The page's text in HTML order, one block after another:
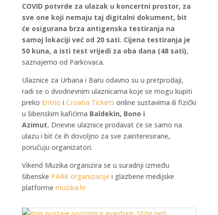
COVID potvrde za ulazak u koncertni prostor, za
sve one koji nemaju taj digitalni dokument, bit
će osigurana brza antigenska testiranja na
samoj lokaciji već od 20 sati. Cijena testiranja je
50 kuna, a isti test vrijedi za oba dana (48 sati),
saznajemo od Parkovaca.
Ulaznice za Urbana i Baru odavno su u pretprodaji,
radi se o dvodnevnim ulaznicama koje se mogu kupiti
preko Entrio i Croatia Tickets online sustavima ili fizički
u šibenskim kafićima Baldekin, Bono i
Azimut. Dnevne ulaznice prodavat će se samo na
ulazu i bit će ih dovoljno za sve zainteresirane,
poručuju organizatori.
Vikend Muzika organizira se u suradnji između
šibenske PARK organizacije i glazbene medijske
platforme muzika.hr